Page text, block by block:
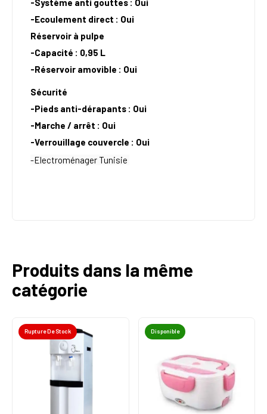
-Système anti gouttes : Oui
-Ecoulement direct : Oui
Réservoir à pulpe
-Capacité : 0,95 L
-Réservoir amovible : Oui
Sécurité
-Pieds anti-dérapants : Oui
-Marche / arrêt : Oui
-Verrouillage couvercle : Oui
-Electroménager Tunisie
Produits dans la même
catégorie
Rupture De Stock Disponible